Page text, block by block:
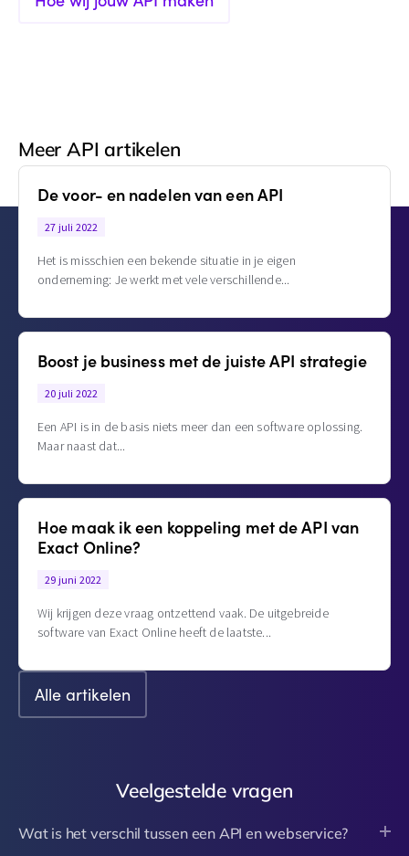
Meer API artikelen
De voor- en nadelen van een API
27 juli 2022
Het is misschien een bekende situatie in je eigen
onderneming: Je werkt met vele verschillende
Boost je business met de juiste API strategie
20 juli 2022
Een API is in de basis niets meer dan een software oplossing.
Maar naast dat
Hoe maak ik een koppeling met de API van
Exact Online?
29 juni 2022
Wij krijgen deze vraag ontzettend vaak. De uitgebreide
software van Exact Online heeft de laatste
Alle artikelen
Veelgestelde vragen
Wat is het verschil tussen een API en webservice?